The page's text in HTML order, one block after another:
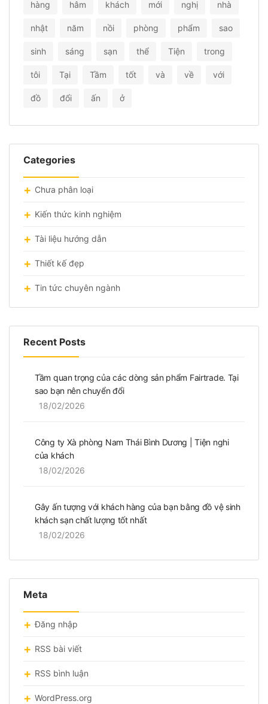
hàng hâm khách mới nghị nhà
nhật năm nồi phòng phẩm sao
sinh sáng sạn thể Tiện trong
tôi Tại Tầm tốt và về với
đồ đổi ấn ở
Categories
Chưa phân loại
Kiến thức kinh nghiệm
Tài liệu hướng dẫn
Thiết kế đẹp
Tin tức chuyên ngành
Recent Posts
Tầm quan trọng của các dòng sản phẩm Fairtrade. Tại
sao bạn nên chuyển đổi
18/02/2026
Công ty Xà phòng Nam Thái Bình Dương | Tiện nghi
của khách
18/02/2026
Gây ấn tượng với khách hàng của bạn bằng đồ vệ sinh
khách sạn chất lượng tốt nhất
18/02/2026
Meta
Đăng nhập
RSS bài viết
RSS bình luận
WordPress.org